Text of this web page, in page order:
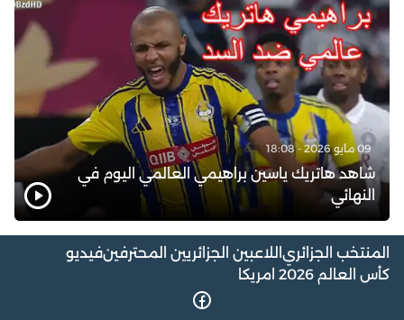
09 مايو 2026 - 18:08
شاهد هاتريك ياسين براهيمي العالمي اليوم في
النهائي
المنتخب الجزائري اللاعبين الجزائريين المحترفينفيديو
كأس العالم 2026 امريكا